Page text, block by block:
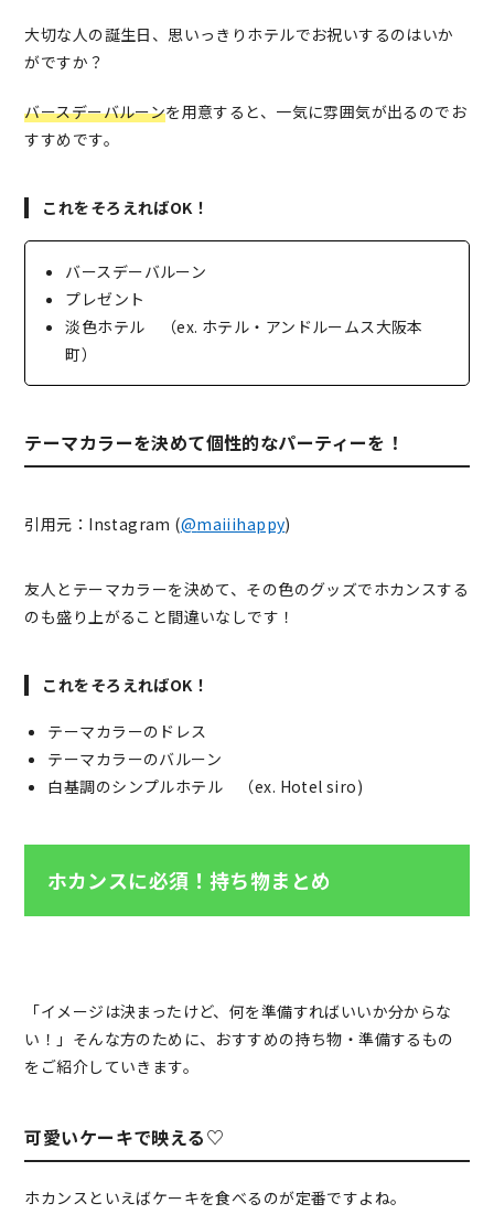
大切な人の誕生日、思いっきりホテルでお祝いするのはいか
がですか？
バースデーバルーンを用意すると、一気に雰囲気が出るのでお
すすめです。
これをそろえればOK！
バースデーバルーン
プレゼント
淡色ホテル （ex. ホテル・アンドルームス大阪本
町）
テーマカラーを決めて個性的なパーティーを！
引用元：Instagram (@maiiihappy)
友人とテーマカラーを決めて、その色のグッズでホカンスする
のも盛り上がること間違いなしです！
これをそろえればOK！
テーマカラーのドレス
テーマカラーのバルーン
白基調のシンプルホテル （ex. Hotel siro)
ホカンスに必須！持ち物まとめ
「イメージは決まったけど、何を準備すればいいか分からな
い！」そんな方のために、おすすめの持ち物・準備するもの
をご紹介していきます。
可愛いケーキで映える♡
ホカンスといえばケーキを食べるのが定番ですよね。